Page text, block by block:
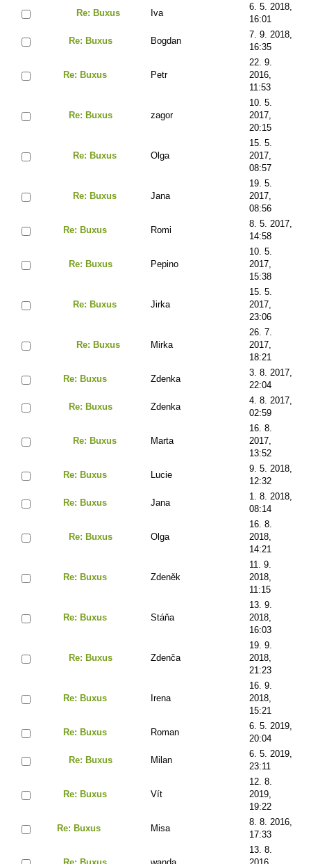
Re: Buxus Iva
6. 5. 2018,
16:01
Re: Buxus Bogdan
7. 9. 2018,
16:35
Re: Buxus Petr
22. 9.
2016,
11:53
Re: Buxus zagor
10. 5.
2017,
20:15
Re: Buxus Olga
15. 5.
2017,
08:57
Re: Buxus Jana
19. 5.
2017,
08:56
Re: Buxus Romi
8. 5. 2017,
14:58
Re: Buxus Pepino
10. 5.
2017,
15:38
Re: Buxus Jirka
15. 5.
2017,
23:06
Re: Buxus Mirka
26. 7.
2017,
18:21
Re: Buxus Zdenka
3. 8. 2017,
22:04
Re: Buxus Zdenka
4. 8. 2017,
02:59
Re: Buxus Marta
16. 8.
2017,
13:52
Re: Buxus Lucie
9. 5. 2018,
12:32
Re: Buxus Jana
1. 8. 2018,
08:14
Re: Buxus Olga
16. 8.
2018,
14:21
Re: Buxus Zdeněk
11. 9.
2018,
11:15
Re: Buxus Stáňa
13. 9.
2018,
16:03
Re: Buxus Zdenča
19. 9.
2018,
21:23
Re: Buxus Irena
16. 9.
2018,
15:21
Re: Buxus Roman
6. 5. 2019,
20:04
Re: Buxus Milan
6. 5. 2019,
23:11
Re: Buxus Vít
12. 8.
2019,
19:22
Re: Buxus Misa
8. 8. 2016,
17:33
13. 8.